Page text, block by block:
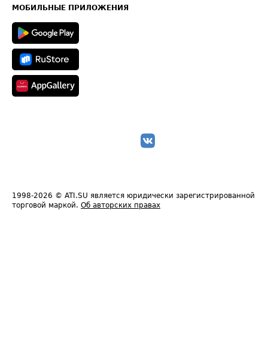
Техническая информация
МОБИЛЬНЫЕ ПРИЛОЖЕНИЯ
1998-2026 © ATI.SU является юридически зарегистрированной
торговой маркой. Об авторских правах